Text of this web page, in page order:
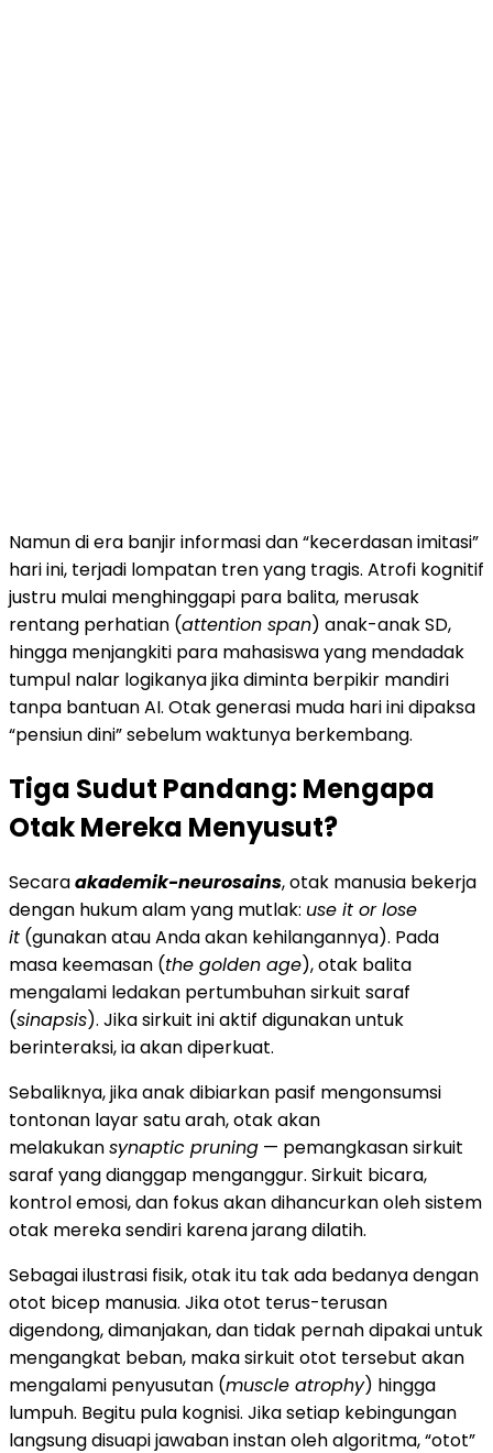
Namun di era banjir informasi dan “kecerdasan imitasi”
hari ini, terjadi lompatan tren yang tragis. Atrofi kognitif
justru mulai menghinggapi para balita, merusak
rentang perhatian (attention span) anak-anak SD,
hingga menjangkiti para mahasiswa yang mendadak
tumpul nalar logikanya jika diminta berpikir mandiri
tanpa bantuan AI. Otak generasi muda hari ini dipaksa
“pensiun dini” sebelum waktunya berkembang.
Tiga Sudut Pandang: Mengapa
Otak Mereka Menyusut?
Secaraakademik-neurosains, otak manusia bekerja
dengan hukum alam yang mutlak: use it or lose
it (gunakan atau Anda akan kehilangannya). Pada
masa keemasan (the golden age), otak balita
mengalami ledakan pertumbuhan sirkuit saraf
(sinapsis). Jika sirkuit ini aktif digunakan untuk
berinteraksi, ia akan diperkuat.
Sebaliknya, jika anak dibiarkan pasif mengonsumsi
tontonan layar satu arah, otak akan
melakukansynaptic pruning — pemangkasan sirkuit
saraf yang dianggap menganggur. Sirkuit bicara,
kontrol emosi, dan fokus akan dihancurkan oleh sistem
otak mereka sendiri karena jarang dilatih.
Sebagai ilustrasi fisik, otak itu tak ada bedanya dengan
otot bicep manusia. Jika otot terus-terusan
digendong, dimanjakan, dan tidak pernah dipakai untuk
mengangkat beban, maka sirkuit otot tersebut akan
mengalami penyusutan (muscle atrophy) hingga
lumpuh. Begitu pula kognisi. Jika setiap kebingungan
langsung disuapi jawaban instan oleh algoritma, “otot”